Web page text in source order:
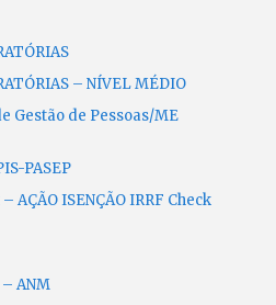
– NÍVEL MÉDIO
Gestão de Pessoas/ME
PASEP
AÇÃO ISENÇÃO IRRF Check
– ANM